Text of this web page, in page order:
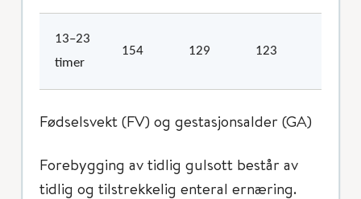
13–23
timer
154 129 123
Fødselsvekt (FV) og gestasjonsalder (GA)
Forebygging av tidlig gulsott består av
tidlig og tilstrekkelig enteral ernæring.